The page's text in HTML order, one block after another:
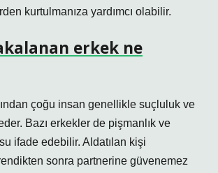
kurtulmanıza yardımcı olabilir.
erkek ne
çoğu insan genellikle suçluluk ve
Bazı erkekler de pişmanlık ve
ifade edebilir. Aldatılan kişi
sonra partnerine güvenemez